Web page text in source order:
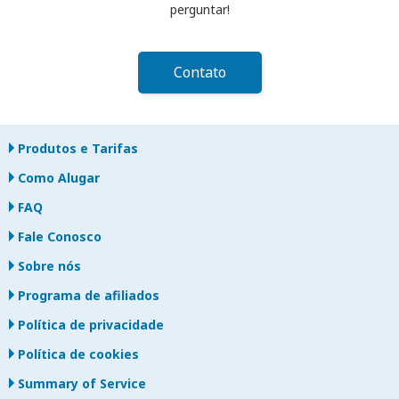
perguntar!
Contato
Produtos e Tarifas
Como Alugar
FAQ
Fale Conosco
Sobre nós
Programa de afiliados
Política de privacidade
Política de cookies
Summary of Service